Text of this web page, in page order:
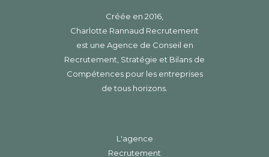
Créée en 2016,
Charlotte Rannaud Recrutement
est une Agence de Conseil en
Recrutement, Stratégie et Bilans de
Compétences pour les entreprises
de tous horizons.
L'agence
Recrutement